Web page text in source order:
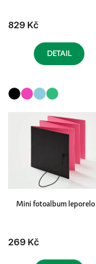
829 Kč
DETAIL
Mini fotoalbum leporelo
269 Kč